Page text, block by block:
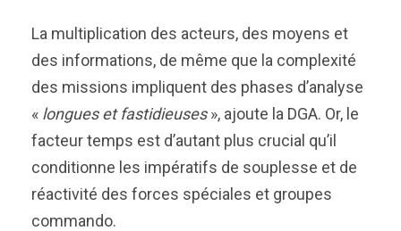
La multiplication des acteurs, des moyens et
des informations, de même que la complexité
des missions impliquent des phases d’analyse
« longues et fastidieuses», ajoute la DGA. Or, le
facteur temps est d’autant plus crucial qu’il
conditionne les impératifs de souplesse et de
réactivité des forces spéciales et groupes
commando.